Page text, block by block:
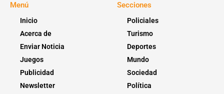
Menú
Inicio
Acerca de
Enviar Noticia
Juegos
Publicidad
Newsletter
Secciones
Policiales
Turismo
Deportes
Mundo
Sociedad
Política